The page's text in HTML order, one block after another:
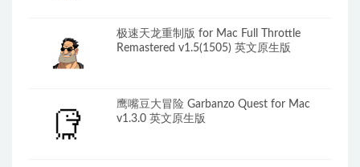
极速天龙重制版 for Mac Full Throttle
Remastered v1.5(1505) 英文原生版
鹰嘴豆大冒险 Garbanzo Quest for Mac
v1.3.0 英文原生版